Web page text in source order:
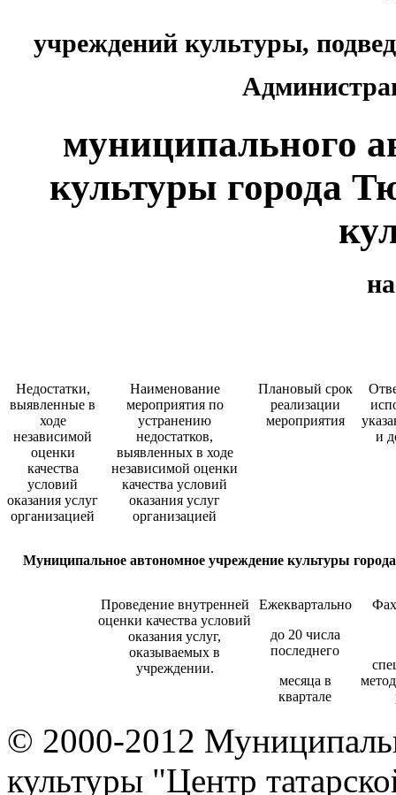
учреждений культуры,
муниципального
культуры города
Недостатки,
выявленные в
ходе
независимой
оценки
качества
условий
оказания услуг
организацией
Наименование
мероприятия по
устранению
недостатков,
выявленных в ходе
независимой оценки
качества условий
оказания услуг
организацией
Плановый срок
реализации
мероприятия
и
Муниципальноеавтономноеучреждениекультуры
Проведение внутренней
оценки качества условий
оказания услуг,
оказываемых в
учреждении.
Ежеквартально
до 20 числа
последнего
месяца в
квартале
© 2000-2012
культуры "Центр